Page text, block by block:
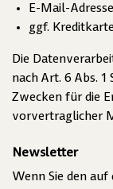
E-Mail-Adresse
ggf.
Die
nach Art. 6 Abs. 1
Zwecken für die
vorvertraglicher
Newsletter
Wenn Sie den